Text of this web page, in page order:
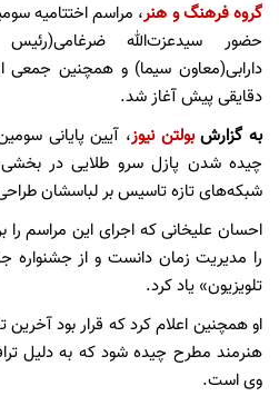
گروه فرهنگ و هنر، مراسم اختتامیه
حضور سیدعزت‌الله
دارابی(معاون سیما) و همچنین جمعی
دقایقی پیش آغاز شد.
به گزارشبولتن نیوز، آیین پایانی
چیده شدن پازل سرو طلایی در بخشی
شبکه‌های تازه تاسیس بر لباسشان
احسان علیخانی که اجرای این مراسم
را مدیریت زمان دانست و از جشنواره
تلویزیون» یاد کرد.
او همچنین اعلام کرد که قرار بود
هنرمند مطرح چیده شود که به دلیل
وی است.